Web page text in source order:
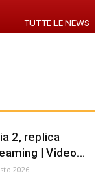
TUTTE LE NEWS
2, replica
| Video...
2026